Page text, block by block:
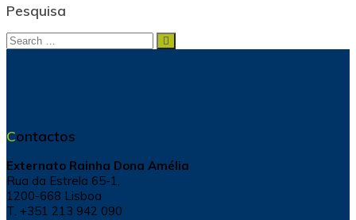
Pesquisa
Search
Search
Contactos
Externato Rainha Dona Amélia
Rua da Estrela 65-1,
1200-668 Lisboa
T. +351 213 942 090